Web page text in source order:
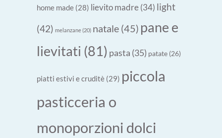
home made (28) lievito madre(34) light
(42) melanzane(20) natale (45) pane e
lievitati (81) pasta (35) patate (26)
piatti estivi e cruditè (29) piccola
pasticceria o
monoporzioni dolci